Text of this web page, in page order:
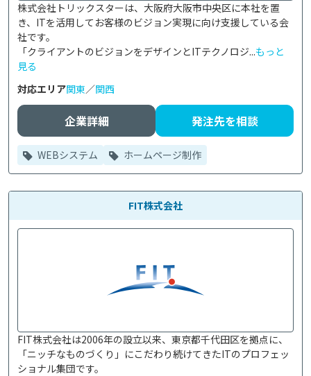
株式会社トリックスターは、大阪府大阪市中央区に本社を置
き、ITを活用してお客様のビジョン実現に向け支援している会
社です。
「クライアントのビジョンをデザインとITテクノロジ...もっと
見る
対応エリア関東／関西
企業詳細 発注先を相談
WEBシステム ホームページ制作
FIT株式会社
FIT株式会社は2006年の設立以来、東京都千代田区を拠点に、
「ニッチなものづくり」にこだわり続けてきたITのプロフェッ
ショナル集団です。